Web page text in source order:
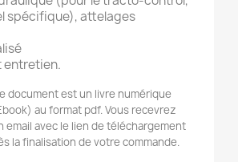
spécifique), attelages
entretien.
document est un livre numérique
au format pdf. Vous recevrez
email avec le lien de téléchargement
la finalisation de votre commande.